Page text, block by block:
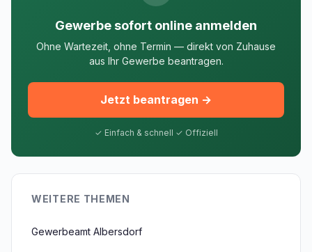
Gewerbe sofort online anmelden
Ohne Wartezeit, ohne Termin — direkt von Zuhause
aus Ihr Gewerbe beantragen.
Jetzt beantragen →
✓ Einfach & schnell ✓ Offiziell
WEITERE THEMEN
Gewerbeamt Albersdorf